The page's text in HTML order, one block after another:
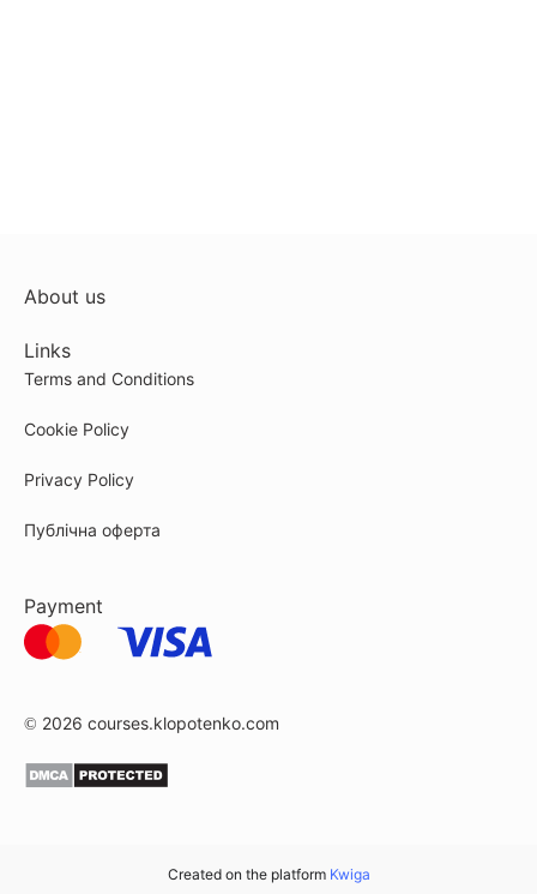
About us
Links
Terms and Conditions
Cookie Policy
Privacy Policy
Публічна оферта
Payment
© 2026 courses.klopotenko.com
Created on the platform Kwiga